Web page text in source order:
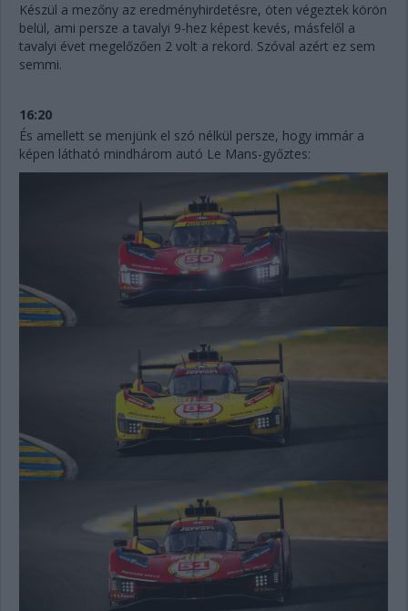
Készül a mezőny az eredményhirdetésre, öten végeztek körön
belül, ami persze a tavalyi 9-hez képest kevés, másfelől a
tavalyi évet megelőzően 2 volt a rekord. Szóval azért ez sem
semmi.
16:20
És amellett se menjünk el szó nélkül persze, hogy immár a
képen látható mindhárom autó Le Mans-győztes: